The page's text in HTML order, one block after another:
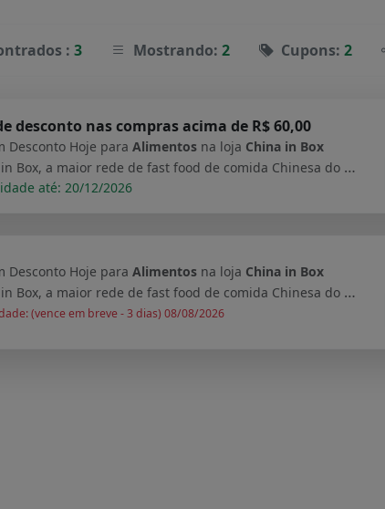
: 3 Mostrando: 2 Cupons: 2
desconto nas compras acima de R$ 60,00
Desconto Hoje para Alimentos na loja China in Box
China in Box, a maior rede de fast food de comida Chinesa do Brasil.
até: 20/12/2026
Desconto Hoje para Alimentos na loja China in Box
China in Box, a maior rede de fast food de comida Chinesa do Brasil.
(vence em breve - 3 dias) 08/08/2026